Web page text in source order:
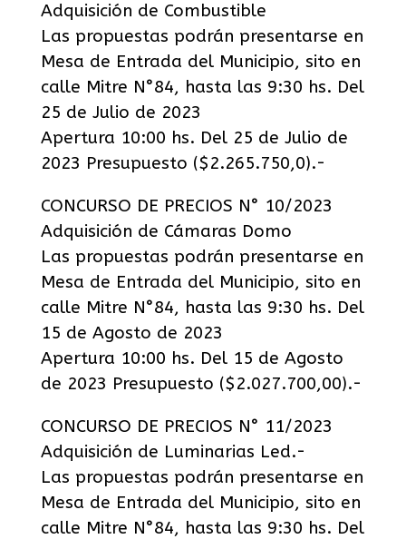
Adquisición de Combustible
Las propuestas podrán presentarse en
Mesa de Entrada del Municipio, sito en
calle Mitre N°84, hasta las 9:30 hs. Del
25 de Julio de 2023
Apertura 10:00 hs. Del 25 de Julio de
2023 Presupuesto ($2.265.750,0).-
CONCURSO DE PRECIOS N° 10/2023
Adquisición de Cámaras Domo
Las propuestas podrán presentarse en
Mesa de Entrada del Municipio, sito en
calle Mitre N°84, hasta las 9:30 hs. Del
15 de Agosto de 2023
Apertura 10:00 hs. Del 15 de Agosto
de 2023 Presupuesto ($2.027.700,00).-
CONCURSO DE PRECIOS N° 11/2023
Adquisición de Luminarias Led.-
Las propuestas podrán presentarse en
Mesa de Entrada del Municipio, sito en
calle Mitre N°84, hasta las 9:30 hs. Del